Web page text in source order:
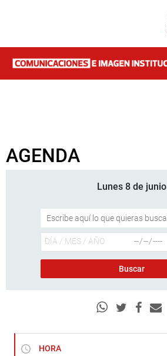
AGENDA
Lunes 8 de junio
HORA